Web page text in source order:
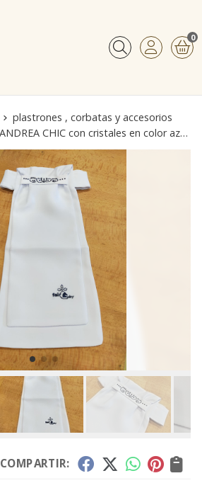
Buscar
0
plastrones , corbatas y accesorios
Plastrón FAIR PLAY ANDREA CHIC con cristales en color azul marino talla M
COMPARTIR: